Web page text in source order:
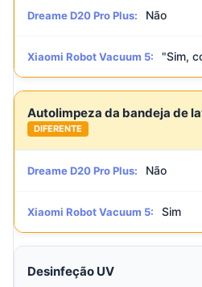
Dreame D20 Pro Plus: Não
Xiaomi Robot Vacuum 5: "Sim,
Autolimpeza da bandeja de
DIFERENTE
Dreame D20 Pro Plus: Não
Xiaomi Robot Vacuum 5: Sim
Desinfeção UV